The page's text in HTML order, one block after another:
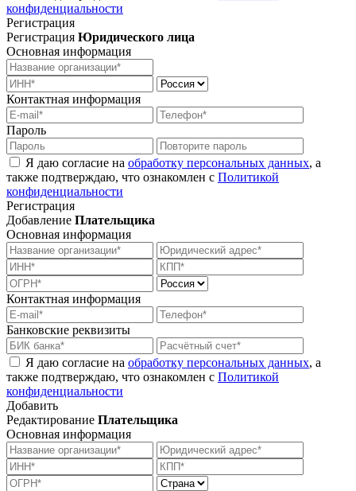
конфиденциальности
Регистрация
Регистрация Юридического лица
Основная информация
Контактная информация
Пароль
Я даю согласие на обработку персональных данных, а
также подтверждаю, что ознакомлен с Политикой
конфиденциальности
Регистрация
Добавление Плательщика
Основная информация
Контактная информация
Банковские реквизиты
Я даю согласие на обработку персональных данных, а
также подтверждаю, что ознакомлен с Политикой
конфиденциальности
Добавить
Редактирование Плательщика
Основная информация